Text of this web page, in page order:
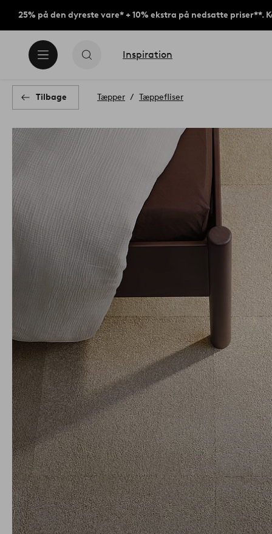
25% på den dyreste vare* + 10% ekstra på nedsatte priser**.
Inspiration
Tilbage Tæpper Tæppefliser